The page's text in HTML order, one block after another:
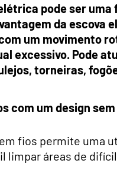
pode ser
da escova
um movimento
excessivo. Pode
torneiras,
com um design
fios permite uma
limpar áreas de